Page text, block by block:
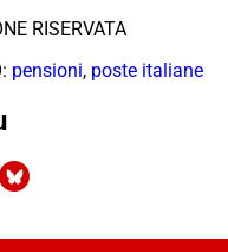
RISERVATA
pensioni, poste italiane